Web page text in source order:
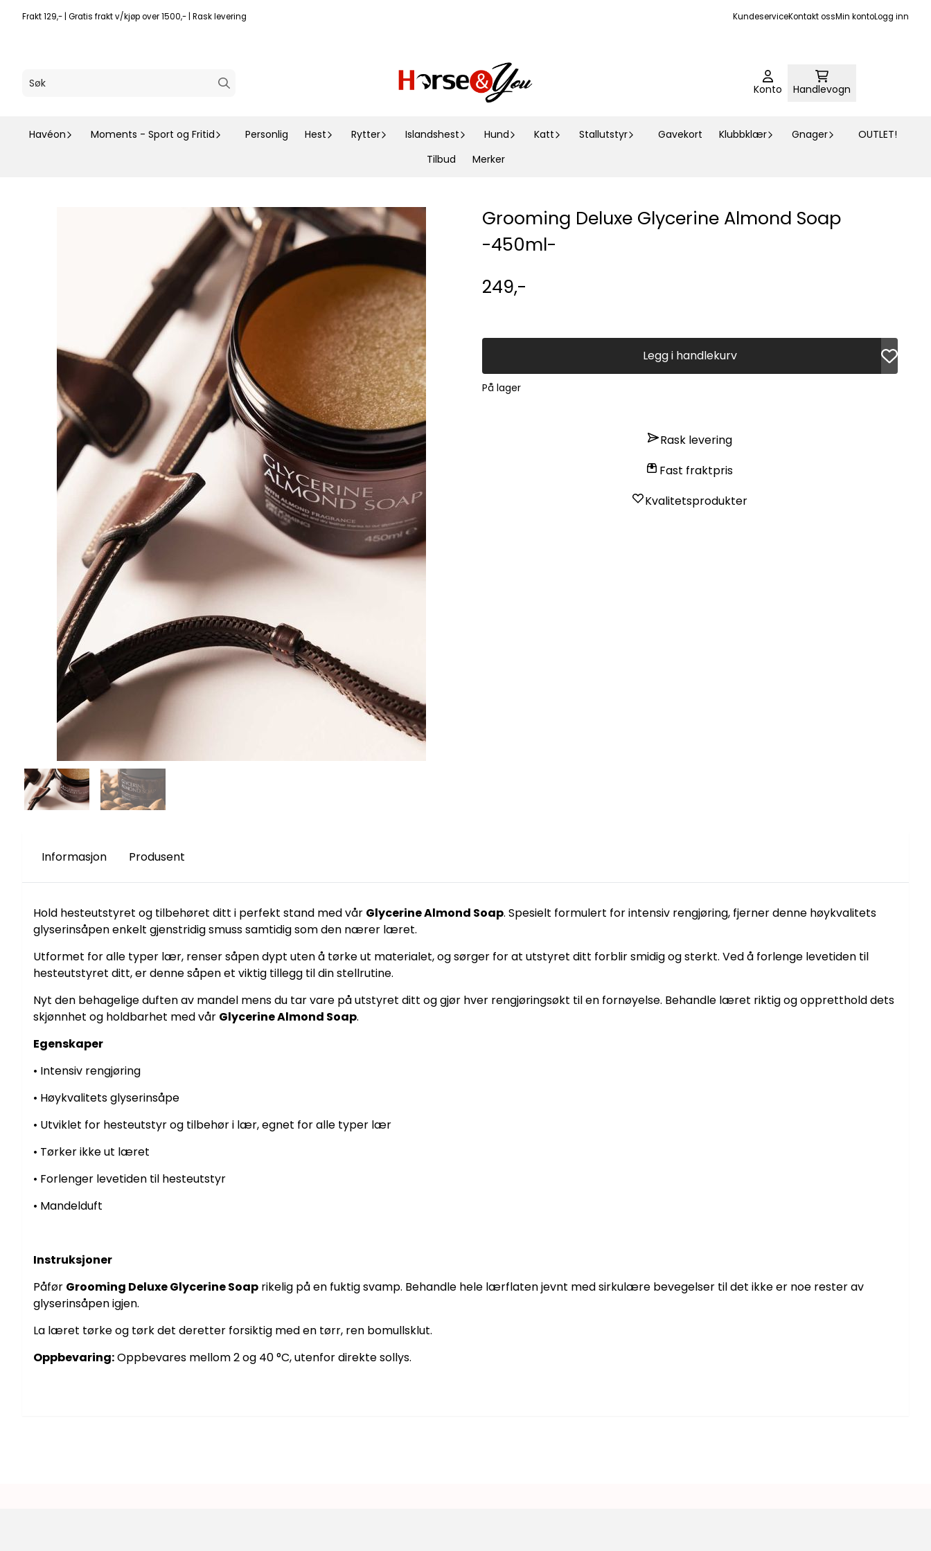
Hopp til innhold
Frakt 129,- | Gratis frakt v/kjøp over 1500,- | Rask levering KundeserviceKontakt ossMin kontoLogg inn
Konto Handlevogn
Havéon Moments - Sport og Fritid Personlig Hest Rytter Islandshest Hund Katt Stallutstyr Gavekort Klubbklær Gnager
OUTLET!
Tilbud
Merker
Grooming Deluxe Glycerine Almond Soap
-450ml-
249,-
Legg i handlekurv
På lager
Rask levering
Fast fraktpris
Kvalitetsprodukter
Informasjon Produsent
Hold hesteutstyret og tilbehøret ditt i perfekt stand med vår Glycerine Almond Soap. Spesielt formulert for intensiv rengjøring, fjerner denne høykvalitets
glyserinsåpen enkelt gjenstridig smuss samtidig som den nærer læret.
Utformet for alle typer lær, renser såpen dypt uten å tørke ut materialet, og sørger for at utstyret ditt forblir smidig og sterkt. Ved å forlenge levetiden til
hesteutstyret ditt, er denne såpen et viktig tillegg til din stellrutine.
Nyt den behagelige duften av mandel mens du tar vare på utstyret ditt og gjør hver rengjøringsøkt til en fornøyelse. Behandle læret riktig og oppretthold dets
skjønnhet og holdbarhet med vår Glycerine Almond Soap.
Egenskaper
• Intensiv rengjøring
• Høykvalitets glyserinsåpe
• Utviklet for hesteutstyr og tilbehør i lær, egnet for alle typer lær
• Tørker ikke ut læret
• Forlenger levetiden til hesteutstyr
• Mandelduft
Instruksjoner
Påfør Grooming Deluxe Glycerine Soap rikelig på en fuktig svamp. Behandle hele lærflaten jevnt med sirkulære bevegelser til det ikke er noe rester av
glyserinsåpen igjen.
La læret tørke og tørk det deretter forsiktig med en tørr, ren bomullsklut.
Oppbevaring:Oppbevares mellom 2 og 40 °C, utenfor direkte sollys.